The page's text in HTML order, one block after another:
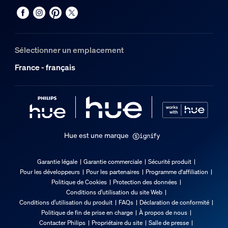
0,06 kg
88 mm
Largeur
45 mm
Code 12NC
EAN
8721103111876
Consommation électrique
Sélectionner un emplacement
France - français
Hue est une marque
Garantie légale Garantie commerciale
Sécurité produit
Pour les développeurs
Pour les partenaires
Programme d'affiliation
Politique de Cookies
Protection des données
Conditions d’utilisation du site Web
Conditions d’utilisation du produit
FAQs
Déclaration de conformité
Politique de fin de prise en charge
À propos de nous
Contacter Philips
Propriétaire du site Salle de presse